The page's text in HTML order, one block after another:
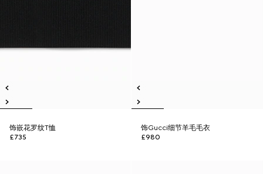
饰嵌花罗纹T恤
£735
饰Gucci细节羊毛毛衣
£980